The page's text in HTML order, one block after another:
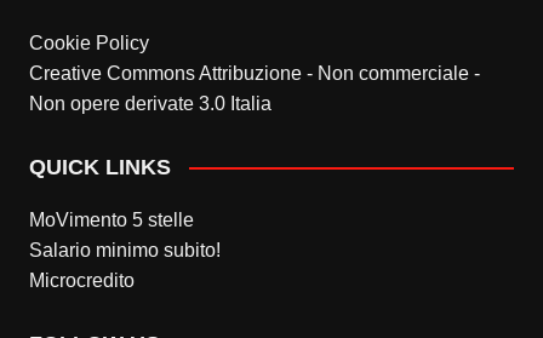
Cookie Policy
Creative Commons Attribuzione - Non commerciale -
Non opere derivate 3.0 Italia
QUICK LINKS
MoVimento 5 stelle
Salario minimo subito!
Microcredito